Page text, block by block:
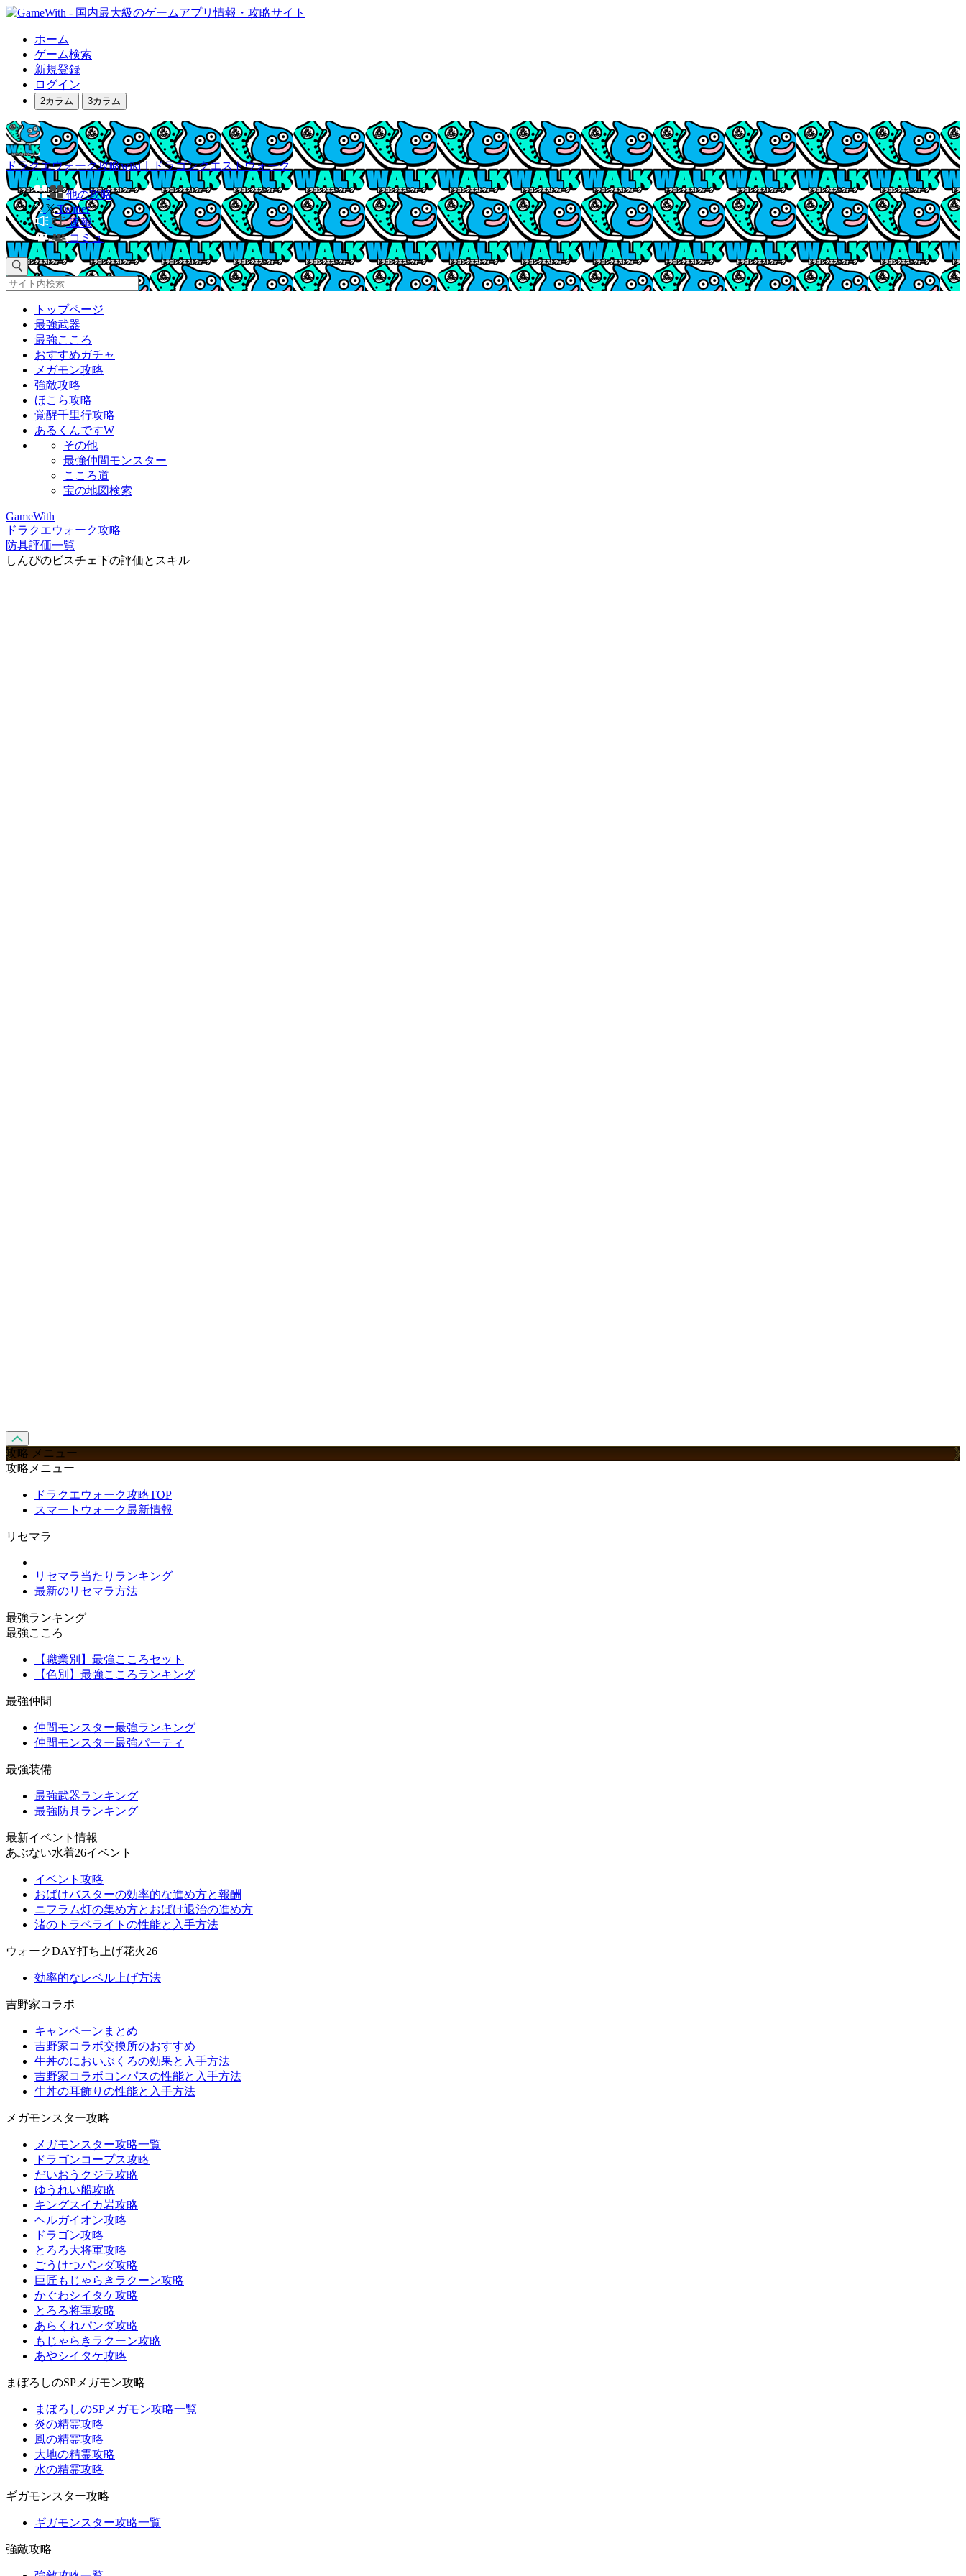
ホーム
ゲーム検索
新規登録
ログイン
2カラム 3カラム
ドラクエウォーク攻略wiki｜ドラゴンクエストウォーク
他の攻略
Twitter
速報
コミュ
トップページ
最強武器
最強こころ
おすすめガチャ
メガモン攻略
強敵攻略
ほこら攻略
覚醒千里行攻略
あるくんですW
その他
最強仲間モンスター
こころ道
宝の地図検索
GameWith
ドラクエウォーク攻略
防具評価一覧
しんぴのビスチェ下の評価とスキル
攻略 メニュー
攻略メニュー
ドラクエウォーク攻略TOP
スマートウォーク最新情報
リセマラ
リセマラ当たりランキング
最新のリセマラ方法
最強ランキング
最強こころ
【職業別】最強こころセット
【色別】最強こころランキング
最強仲間
仲間モンスター最強ランキング
仲間モンスター最強パーティ
最強装備
最強武器ランキング
最強防具ランキング
最新イベント情報
あぶない水着26イベント
イベント攻略
おばけバスターの効率的な進め方と報酬
ニフラム灯の集め方とおばけ退治の進め方
渚のトラベライトの性能と入手方法
ウォークDAY打ち上げ花火26
効率的なレベル上げ方法
吉野家コラボ
キャンペーンまとめ
吉野家コラボ交換所のおすすめ
牛丼のにおいぶくろの効果と入手方法
吉野家コラボコンパスの性能と入手方法
牛丼の耳飾りの性能と入手方法
メガモンスター攻略
メガモンスター攻略一覧
ドラゴンコープス攻略
だいおうクジラ攻略
ゆうれい船攻略
キングスイカ岩攻略
ヘルガイオン攻略
ドラゴン攻略
とろろ大将軍攻略
ごうけつパンダ攻略
巨匠もじゃらきラクーン攻略
かぐわシイタケ攻略
とろろ将軍攻略
あらくれパンダ攻略
もじゃらきラクーン攻略
あやシイタケ攻略
まぼろしのSPメガモン攻略
まぼろしのSPメガモン攻略一覧
炎の精霊攻略
風の精霊攻略
大地の精霊攻略
水の精霊攻略
ギガモンスター攻略
ギガモンスター攻略一覧
強敵攻略